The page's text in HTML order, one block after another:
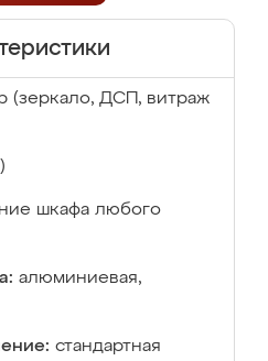
(зеркало, ДСП, витраж
шкафа любого
алюминиевая,
стандартная